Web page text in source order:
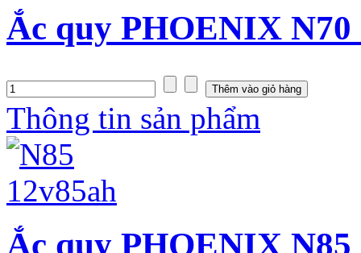
Ắc quy PHOENIX
Thông tin sản phẩm
Ắc quy PHOENIX